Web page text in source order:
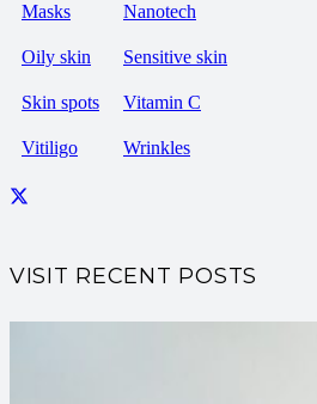
Masks Nanotech
Oily skin Sensitive skin
Skin spots Vitamin C
Vitiligo Wrinkles
VISIT RECENT POSTS